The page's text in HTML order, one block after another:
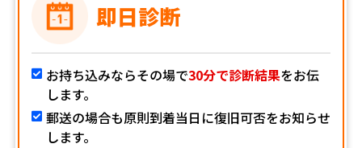
即日診断
お持ち込みならその場で30分で診断結果をお伝
します。
郵送の場合も原則到着当日に復旧可否をお知らせ
します。